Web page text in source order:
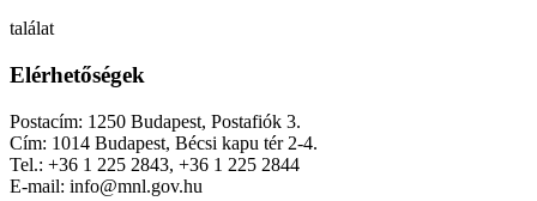
találat
Elérhetőségek
Postacím: 1250 Budapest, Postafiók 3.
Cím: 1014 Budapest, Bécsi kapu tér 2-4.
Tel.: +36 1 225 2843, +36 1 225 2844
E-mail: info@mnl.gov.hu